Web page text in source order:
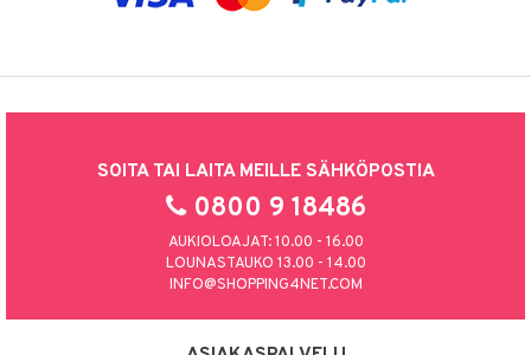
SOITA TAI LAITA MEILLE SÄHKÖPOSTIA
0800 9 18486
AUKIOLOAJAT: 10.00 - 16.00
LOUNASTAUKO 13.00 - 14.00
INFO@SHOPPING4NET.COM